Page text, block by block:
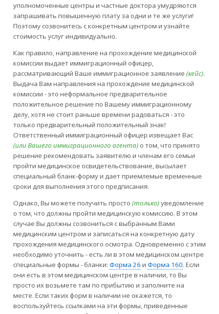
уполномоченные центры и частные доктора умудряются
запрашивать повышенную плату за одни и те же услуги!
Поэтому созвонитесь с конкретным центром и узнайте
стоимость услуг индивидуально.
Как правило, направление на прохождение медицинской
комиссии выдает иммиграционный офицер,
рассматривающий Ваше иммиграционное заявление (кейс).
Выдача Вам направления на прохождение медицинской
комиссии - это неформальное предварительное
положительное решение по Вашему иммиграционному
делу, хотя не стоит раньше времени радоваться - это
только предварительный положительный знак!
Ответственный иммиграционный офицер извещает Вас
(или Вашего иммиграционного агента)о том, что принято
решение рекомендовать заявителю и членам его семьи
пройти медицинское освидетельствование, высылает
специальный бланк-форму и дает приемлемые временные
сроки для выполнения этого предписания.
Однако, Вы можете получить просто (только)уведомление
о том, что должны пройти медицинскую комиссию. В этом
случае Вы должны созвониться с выбранным Вами
медицинским центром и записаться на конкретную дату
прохождения медицинского осмотра. Одновременно с этим
необходимо уточнить - есть ли в этом медицинском центре
специальные формы - бланки: Форма 26 и Форма 160. Если
они есть в этом медицинском центре в наличии, то Вы
просто их возьмете там по прибытию и заполните на
месте. Если таких форм в наличии не окажется, то
воспользуйтесь ссылками на эти формы, приведенные